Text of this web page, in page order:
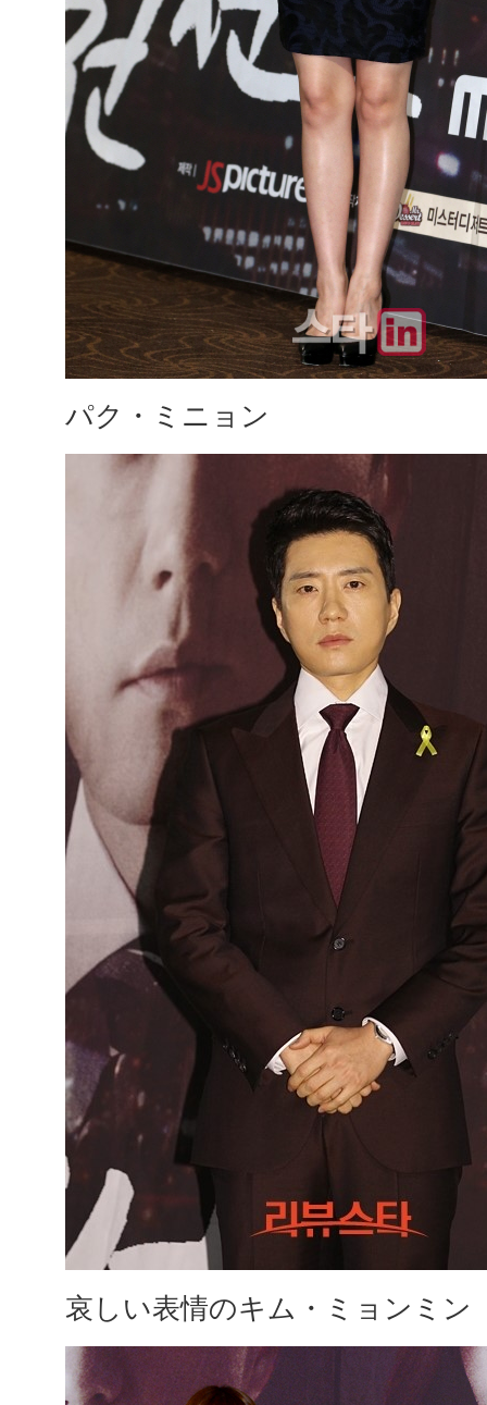
パク・ミニョン
哀しい表情のキム・ミョンミン